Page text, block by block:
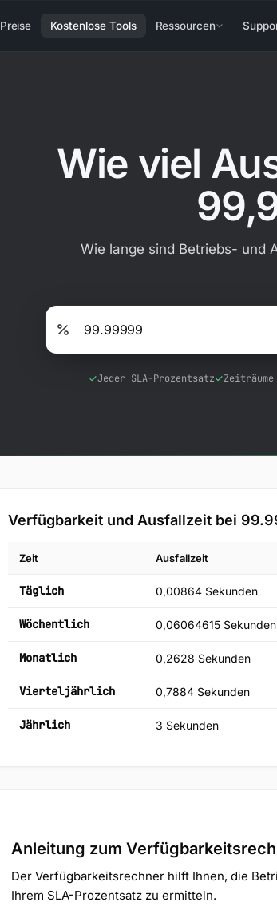
Preise Kostenlose Tools Ressourcen
Wie viel
Wie lange sind Betriebs- und
Jeder SLA-Prozentsatz
Verfügbarkeit und Ausfallzeit bei
Zeit Ausfallzeit
Täglich 0,00864 Sekunden
Wöchentlich 0,06064615 Sekunden
Monatlich 0,2628 Sekunden
Vierteljährlich 0,7884 Sekunden
Jährlich 3 Sekunden
Anleitung zum
Der Verfügbarkeitsrechner hilft Ihnen, die
Ihrem SLA-Prozentsatz zu ermitteln.